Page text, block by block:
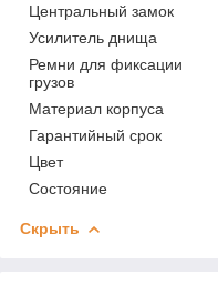
Центральный замок
Усилитель днища
Ремни для фиксации
грузов
Материал корпуса
Гарантийный срок
Цвет
Состояние
Скрыть